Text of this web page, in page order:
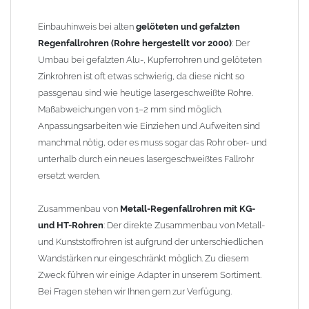
Einbauhinweis bei alten gelöteten und gefalzten
Regenfallrohren (Rohre hergestellt vor 2000): Der
Umbau bei gefalzten Alu-, Kupferrohren und gelöteten
Zinkrohren ist oft etwas schwierig, da diese nicht so
passgenau sind wie heutige lasergeschweißte Rohre.
Maßabweichungen von 1–2 mm sind möglich.
Anpassungsarbeiten wie Einziehen und Aufweiten sind
manchmal nötig, oder es muss sogar das Rohr ober- und
unterhalb durch ein neues lasergeschweißtes Fallrohr
ersetzt werden.
Zusammenbau von Metall-Regenfallrohren mit KG-
und HT-Rohren: Der direkte Zusammenbau von Metall-
und Kunststoffrohren ist aufgrund der unterschiedlichen
Wandstärken nur eingeschränkt möglich. Zu diesem
Zweck führen wir einige Adapter in unserem Sortiment.
Bei Fragen stehen wir Ihnen gern zur Verfügung.